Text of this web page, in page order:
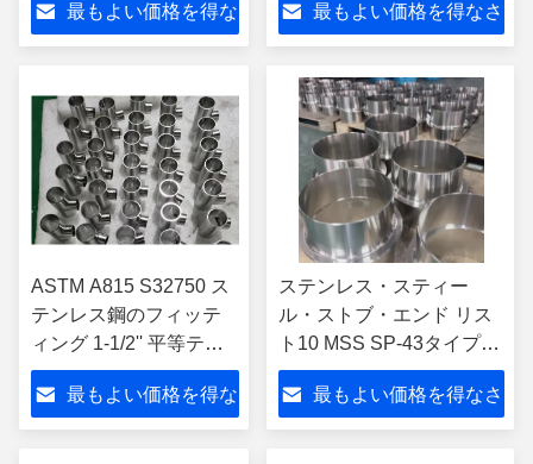
最もよい価格を得な
最もよい価格を得なさ
ASTM A815 S32750 ス
テンレス鋼のフィッテ
ィング 1-1/2'' 平等ティ
スーパーデュプレック
ス鋼 B16.9
最もよい価格を得な
ステンレス・スティー
ル・ストブ・エンド リス
ト10 MSS SP-43タイプA
B16.9-002 (316/316L) -
100NB最もよい価格を得なさ